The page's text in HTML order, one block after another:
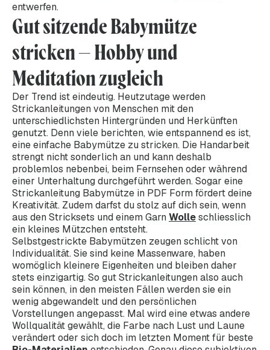
entwerfen.
Gut sitzende Babymütze
stricken – Hobby und
Meditation zugleich
Der Trend ist eindeutig. Heutzutage werden
Strickanleitungen von Menschen mit den
unterschiedlichsten Hintergründen und Herkünften
genutzt. Denn viele berichten, wie entspannend es ist,
eine einfache Babymütze zu stricken. Die Handarbeit
strengt nicht sonderlich an und kann deshalb
problemlos nebenbei, beim Fernsehen oder während
einer Unterhaltung durchgeführt werden. Sogar eine
Strickanleitung Babymütze in PDF Form fördert deine
Kreativität. Zudem darfst du stolz auf dich sein, wenn
aus den Stricksets und einem Garn Wolleschliesslich
ein kleines Mützchen entsteht.
Selbstgestrickte Babymützen zeugen schlicht von
Individualität. Sie sind keine Massenware, haben
womöglich kleinere Eigenheiten und bleiben daher
stets einzigartig. So gut Strickanleitungen also auch
sein können, in den meisten Fällen werden sie ein
wenig abgewandelt und den persönlichen
Vorstellungen angepasst. Mal wird eine etwas andere
Wollqualität gewählt, die Farbe nach Lust und Laune
verändert oder sich doch im letzten Moment für beste